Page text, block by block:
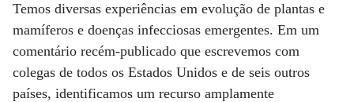
Temos diversas experiências em evolução de plantas e
mamíferos e doenças infecciosas emergentes. Em um
comentário recém-publicado que escrevemos com
colegas de todos os Estados Unidos e de seis outros
países, identificamos um recurso amplamente